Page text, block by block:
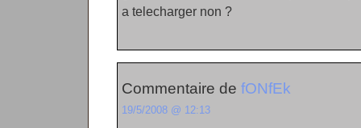
a telecharger non ?
Commentaire de fONfEk
19/5/2008 @ 12:13